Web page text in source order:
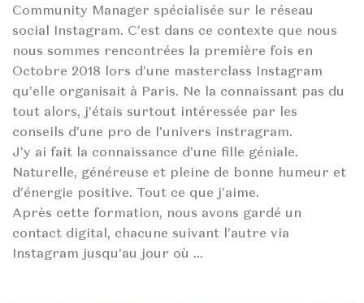
Community Manager spécialisée sur le réseau
social Instagram. C’est dans ce contexte que nous
nous sommes rencontrées la première fois en
Octobre 2018 lors d’une masterclass Instagram
qu’elle organisait à Paris. Ne la connaissant pas du
tout alors, j’étais surtout intéressée par les
conseils d’une pro de l’univers instragram.
J’y ai fait la connaissance d’une fille géniale.
Naturelle, généreuse et pleine de bonne humeur et
d’énergie positive. Tout ce que j’aime.
Après cette formation, nous avons gardé un
contact digital, chacune suivant l’autre via
Instagram jusqu’au jour où …